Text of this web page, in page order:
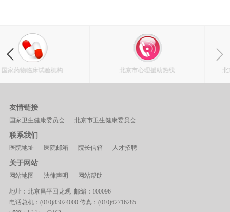
机构 北京市心理援助热线 北京心理危机研究
友情链接
国家卫生健康委员会 北京市卫生健康委员会
联系我们
医院地址 医院邮箱 院长信箱 人才招聘
关于网站
网站地图 法律声明 网站帮助
地址：北京昌平回龙观 邮编：100096
电话总机：(010)83024000 传真：(010)62716285